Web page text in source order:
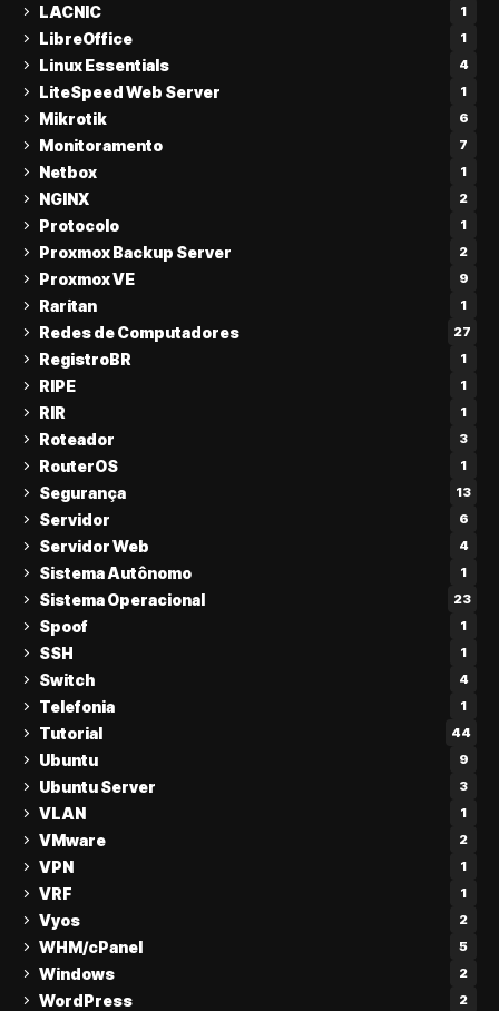
LACNIC 1
LibreOffice 1
Linux Essentials 4
LiteSpeed Web Server 1
Mikrotik 6
Monitoramento 7
Netbox 1
NGINX 2
Protocolo 1
Proxmox Backup Server 2
Proxmox VE 9
Raritan 1
Redes de Computadores 27
RegistroBR 1
RIPE 1
RIR 1
Roteador 3
RouterOS 1
Segurança 13
Servidor 6
Servidor Web 4
Sistema Autônomo 1
Sistema Operacional 23
Spoof 1
SSH 1
Switch 4
Telefonia 1
Tutorial 44
Ubuntu 9
Ubuntu Server 3
VLAN 1
VMware 2
VPN 1
VRF 1
Vyos 2
WHM/cPanel 5
Windows 2
WordPress 2